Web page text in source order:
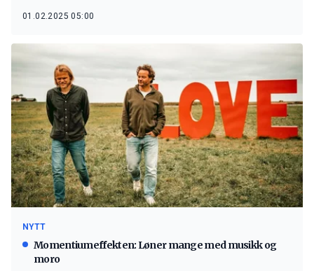
01.02.2025 05:00
NYTT
Momentiumeffekten: Løner mange med musikk og
moro